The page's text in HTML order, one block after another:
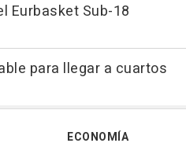
Eurbasket Sub-18
para llegar a cuartos
ECONOMÍA